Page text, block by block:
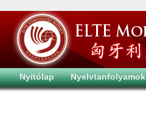
Nyitólap Nyelvtanfolyamok